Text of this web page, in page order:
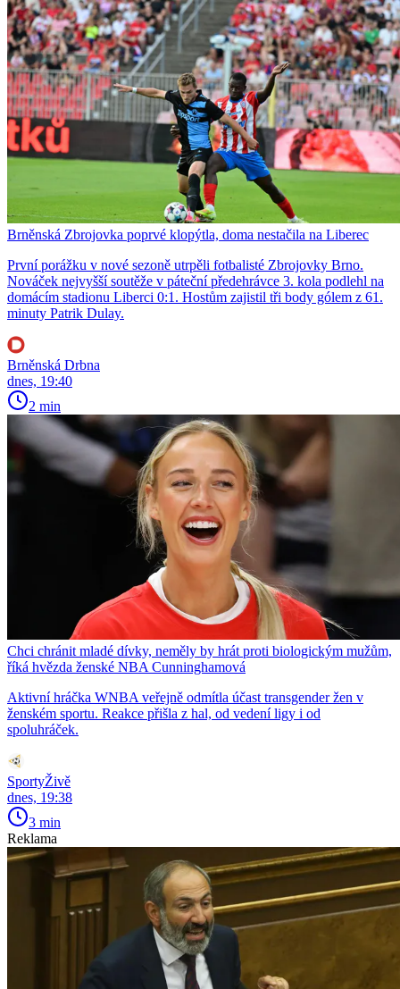
Brněnská Zbrojovka poprvé klopýtla, doma nestačila na Liberec
První porážku v nové sezoně utrpěli fotbalisté Zbrojovky Brno.
Nováček nejvyšší soutěže v páteční předehrávce 3. kola podlehl na
domácím stadionu Liberci 0:1. Hostům zajistil tři body gólem z 61.
minuty Patrik Dulay.
Brněnská Drbna
dnes, 19:40
2 min
Chci chránit mladé dívky, neměly by hrát proti biologickým mužům,
říká hvězda ženské NBA Cunninghamová
Aktivní hráčka WNBA veřejně odmítla účast transgender žen v
ženském sportu. Reakce přišla z hal, od vedení ligy i od
spoluhráček.
SportyŽivě
dnes, 19:38
3 min
Reklama